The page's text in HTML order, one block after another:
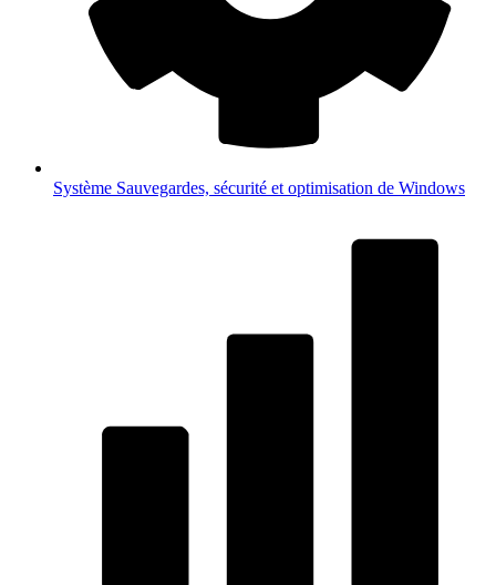
Système Sauvegardes, sécurité et optimisation de Windows